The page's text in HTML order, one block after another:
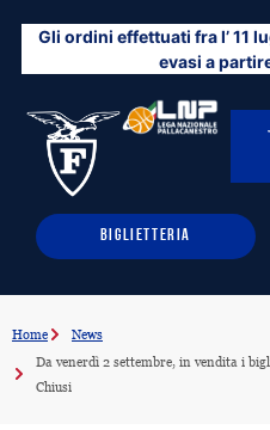
contenuto
Gli ordini effettuati fra l’ 11
evasi a
BIGLIETTERIA
Home
News
Da venerdì 2 settembre, in vendita i
Chiusi